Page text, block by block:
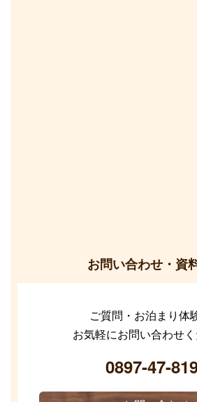
お問い合わせ・資
ご質問・お泊まり体
お気軽にお問い合わせく
0897-47-